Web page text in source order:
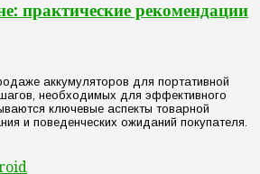
практические рекомендации
аккумуляторов для портативной
шагов, необходимых для эффективного
ключевые аспекты товарной
и поведенческих ожиданий покупателя.